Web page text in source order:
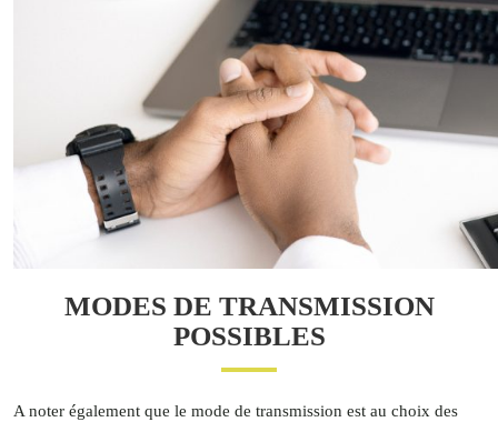
MODES DE TRANSMISSION
POSSIBLES
A noter également que le mode de transmission est au choix des